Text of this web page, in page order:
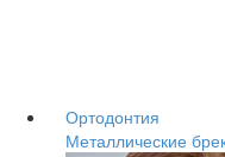
Ортодонтия
Металлические